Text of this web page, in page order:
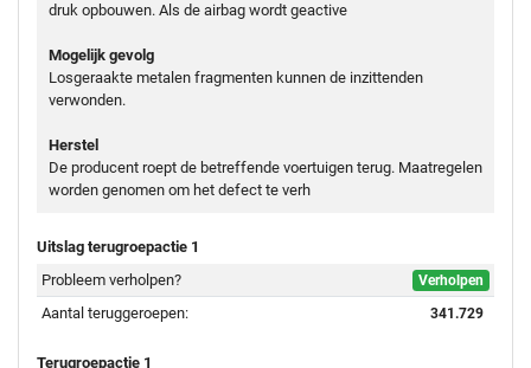
druk opbouwen. Als de airbag wordt geactive
Mogelijk gevolg
Losgeraakte metalen fragmenten kunnen de inzittenden
verwonden.
Herstel
De producent roept de betreffende voertuigen terug. Maatregelen
worden genomen om het defect te verh
Uitslag terugroepactie 1
Probleem verholpen?
Verholpen
Aantal teruggeroepen: 341.729
Terugroepactie 1